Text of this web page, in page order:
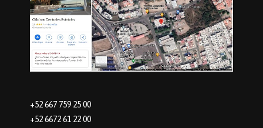
+52 667 759 25 00
+52 6672 61 22 00